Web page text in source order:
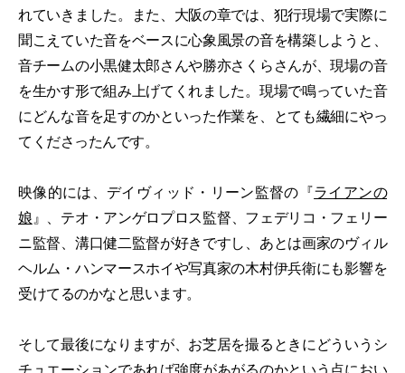
れていきました。また、大阪の章では、犯行現場で実際に
聞こえていた音をベースに心象風景の音を構築しようと、
音チームの小黒健太郎さんや勝亦さくらさんが、現場の音
を生かす形で組み上げてくれました。現場で鳴っていた音
にどんな音を足すのかといった作業を、とても繊細にやっ
てくださったんです。
映像的には、デイヴィッド・リーン監督の『ライアンの
娘 』、テオ・アンゲロプロス監督、フェデリコ・フェリー
ニ監督、溝口健二監督が好きですし、あとは画家のヴィル
ヘルム・ハンマースホイや写真家の木村伊兵衛にも影響を
受けてるのかなと思います。
そして最後になりますが、お芝居を撮るときにどういうシ
チュエーションであれば強度があがるのかという点におい